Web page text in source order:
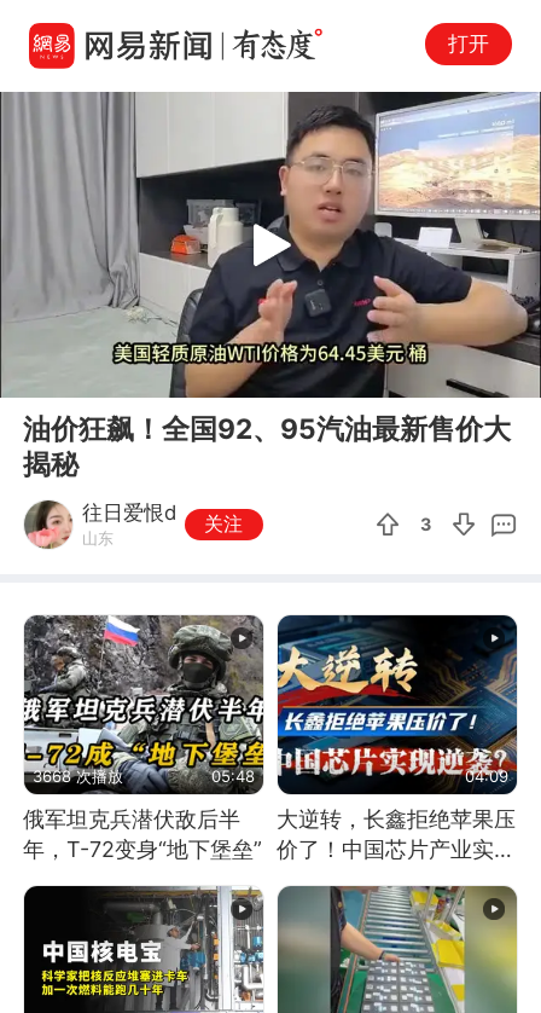
打开
01:15
Play
油价狂飙！全国92、95汽油最新售价大
揭秘
往日爱恨d
山东
关注 3
3668 次播放 05:48
俄军坦克兵潜伏敌后半
年，T-72变身“地下堡垒”
04:09
大逆转，长鑫拒绝苹果压
价了！中国芯片产业实现
怎样的逆袭？